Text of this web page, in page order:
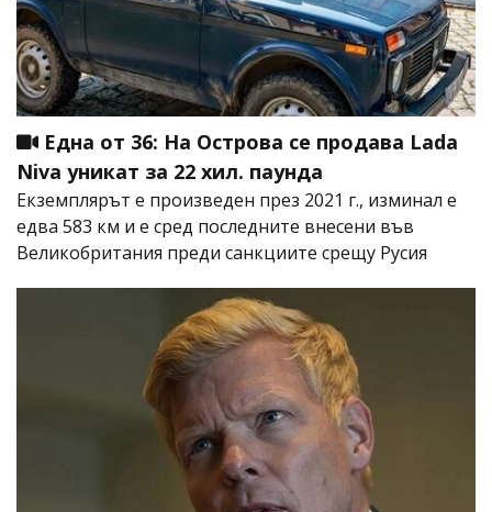
Една от 36: На Острова се продава Lada
Niva уникат за 22 хил. паунда
Екземплярът е произведен през 2021 г., изминал е
едва 583 км и е сред последните внесени във
Великобритания преди санкциите срещу Русия